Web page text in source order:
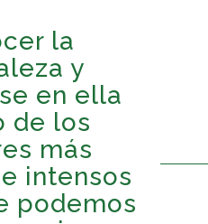
la
y
en ella
de los
más
intensos
podemos